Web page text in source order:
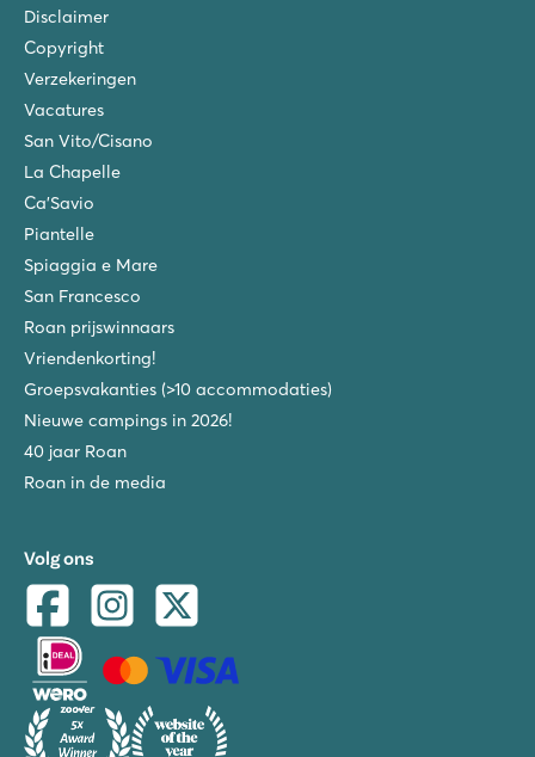
Disclaimer
Copyright
Verzekeringen
Vacatures
San Vito/Cisano
La Chapelle
Ca'Savio
Piantelle
Spiaggia e Mare
San Francesco
Roan prijswinnaars
Vriendenkorting!
Groepsvakanties (>10 accommodaties)
Nieuwe campings in 2026!
40 jaar Roan
Roan in de media
Volg ons